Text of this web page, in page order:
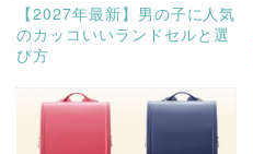
【2027年最新】男の子に人気
のカッコいいランドセルと選
び方